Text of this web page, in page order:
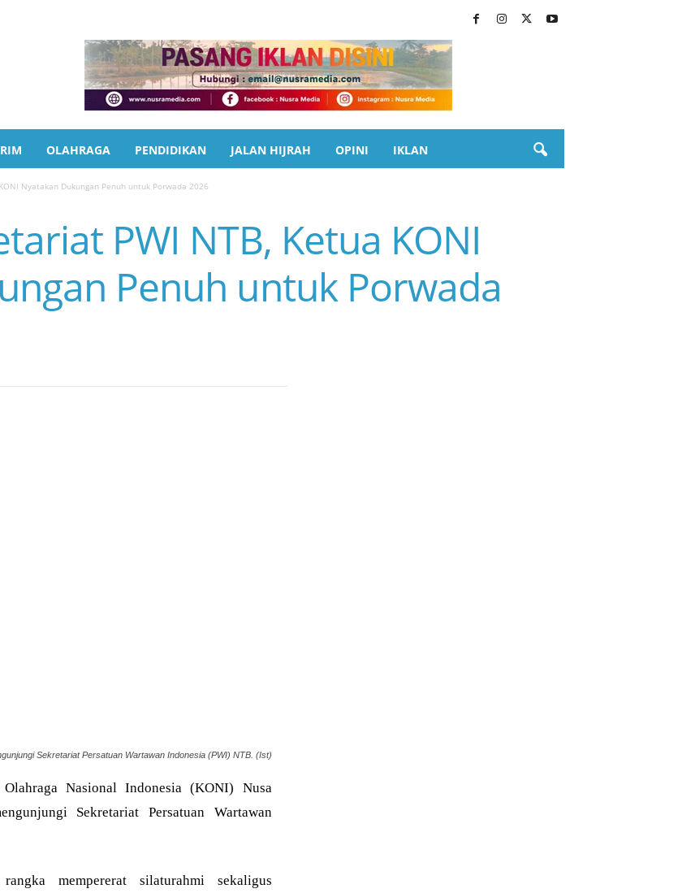
OLAHRAGA PENDIDIKAN JALAN HIJRAH OPINI IKLAN
Nyatakan Dukungan Penuh untuk Porwada 2026
PWI NTB, Ketua KONI
Penuh untuk Porwada
Sekretariat Persatuan Wartawan Indonesia (PWI) NTB. (Ist)
Nasional Indonesia (KONI) Nusa
Sekretariat Persatuan Wartawan
mempererat silaturahmi sekaligus